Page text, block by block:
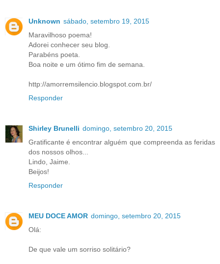
Unknown sábado, setembro 19, 2015
Maravilhoso poema!
Adorei conhecer seu blog.
Parabéns poeta.
Boa noite e um ótimo fim de semana.
http://amorremsilencio.blogspot.com.br/
Responder
Shirley Brunelli domingo, setembro 20, 2015
Gratificante é encontrar alguém que compreenda as feridas
dos nossos olhos...
Lindo, Jaime.
Beijos!
Responder
MEU DOCE AMOR domingo, setembro 20, 2015
Olá:
De que vale um sorriso solitário?